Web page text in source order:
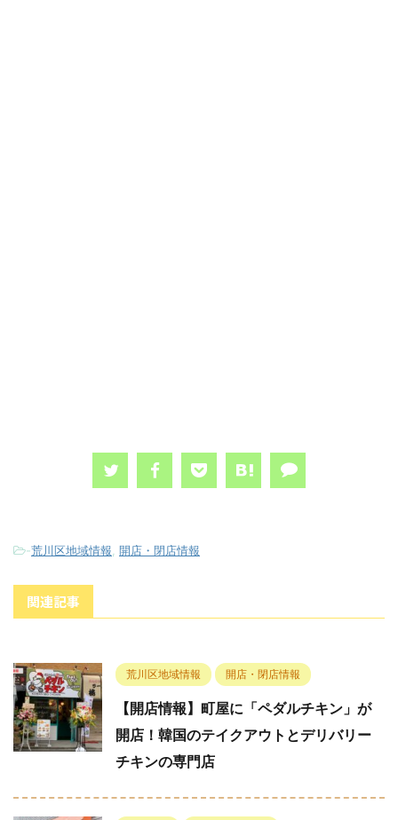
-荒川区地域情報 開店・閉店情報
関連記事
荒川区地域情報 開店・閉店情報
【開店情報】町屋に「ペダルチキン」が
開店！韓国のテイクアウトとデリバリー
チキンの専門店